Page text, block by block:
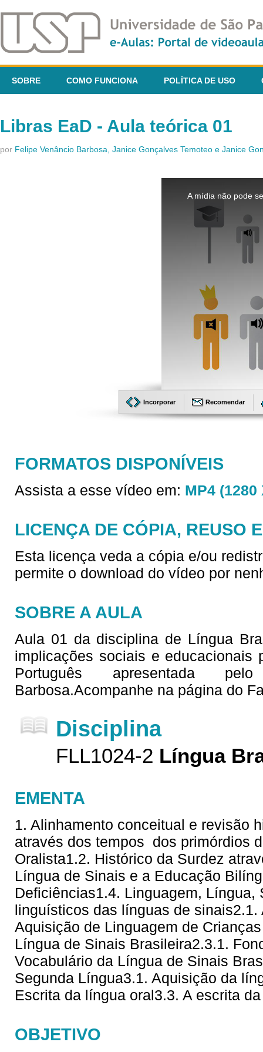
SOBRE COMO FUNCIONA POLÍTICA DE USO
Libras EaD - Aula teórica 01
por Felipe Venâncio Barbosa, Janice Gonçalves Temoteo e Janice
A mídia não pode
Incorporar Recomendar
FORMATOS DISPONÍVEIS
Assista a esse vídeo em: MP4 (1280
LICENÇA DE CÓPIA, REUSO
Esta licença veda a cópia e/ou
permite o download do vídeo por
SOBRE A AULA
Aula 01 da disciplina de Língua
implicações sociais e educacionais
Português apresentada
Barbosa.Acompanhe na página do
Disciplina
FLL1024-2 Língua
EMENTA
1. Alinhamento conceitual e revisão
através dos tempos  dos primórdios
Oralista1.2. Histórico da Surdez
Língua de Sinais e a Educação
Deficiências1.4. Linguagem,
linguísticos das línguas de
Aquisição de Linguagem de
Língua de Sinais Brasileira2.3.1.
Vocabulário da Língua de Sinais
Segunda Língua3.1. Aquisição da
Escrita da língua oral3.3. A escrita
OBJETIVO